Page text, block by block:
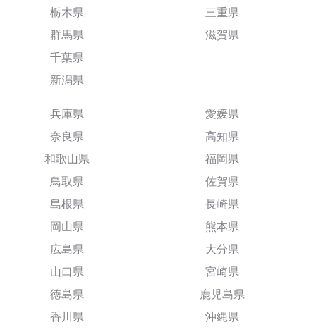
栃木県
群馬県
千葉県
新潟県
三重県
滋賀県
兵庫県
奈良県
和歌山県
鳥取県
島根県
岡山県
広島県
山口県
徳島県
香川県
愛媛県
高知県
福岡県
佐賀県
長崎県
熊本県
大分県
宮崎県
鹿児島県
沖縄県